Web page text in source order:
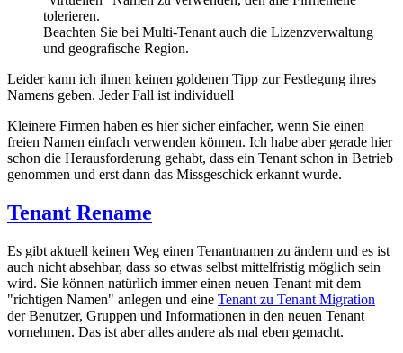
tolerieren.
Beachten Sie bei Multi-Tenant auch die Lizenzverwaltung
und geografische Region.
Leider kann ich ihnen keinen goldenen Tipp zur Festlegung ihres
Namens geben. Jeder Fall ist individuell
Kleinere Firmen haben es hier sicher einfacher, wenn Sie einen
freien Namen einfach verwenden können. Ich habe aber gerade hier
schon die Herausforderung gehabt, dass ein Tenant schon in Betrieb
genommen und erst dann das Missgeschick erkannt wurde.
Tenant Rename
Es gibt aktuell keinen Weg einen Tenantnamen zu ändern und es ist
auch nicht absehbar, dass so etwas selbst mittelfristig möglich sein
wird. Sie können natürlich immer einen neuen Tenant mit dem
"richtigen Namen" anlegen und eine Tenant zu Tenant Migration
der Benutzer, Gruppen und Informationen in den neuen Tenant
vornehmen. Das ist aber alles andere als mal eben gemacht.